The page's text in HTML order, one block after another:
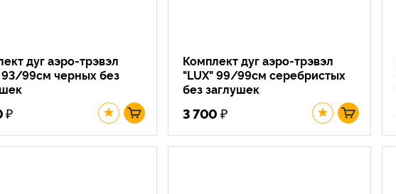
дуг аэро-трэвэл
93/99см черных без
₽
Комплект дуг аэро-трэвэл
"LUX" 99/99см серебристых
без заглушек
3 700 ₽